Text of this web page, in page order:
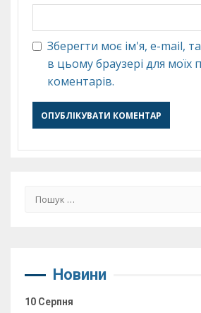
Зберегти моє ім'я, e-mail,
в цьому браузері для моїх
коментарів.
Пошук:
Новини
10 Серпня